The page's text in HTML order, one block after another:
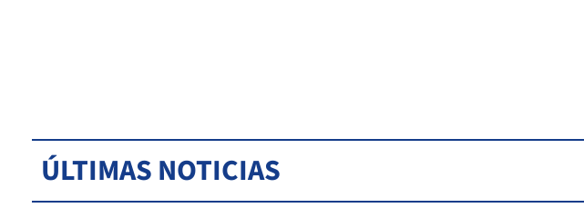
ÚLTIMAS NOTICIAS